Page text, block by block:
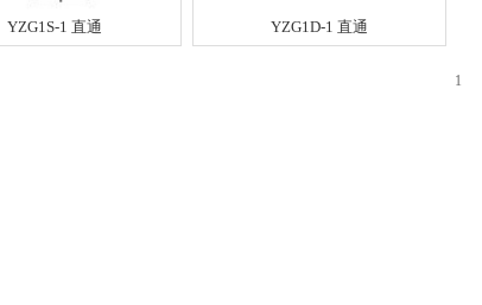
YZG1S-1 直通 YZG1D-1 直通
1